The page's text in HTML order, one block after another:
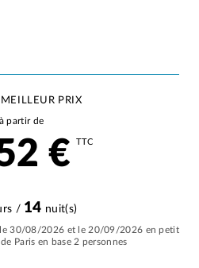
PRIX
à partir de
€ TTC
/ 14 nuit(s)
30/08/2026 et le 20/09/2026 en petit
Paris en base 2 personnes